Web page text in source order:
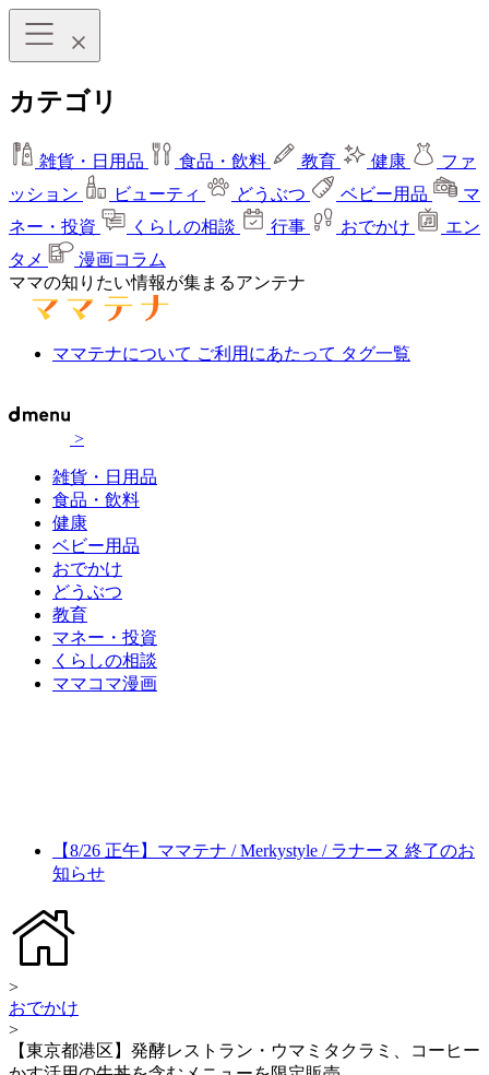
カテゴリ
雑貨・日用品 食品・飲料 教育 健康
ファ
ッション
ビューティ どうぶつ ベビー用品
マ
ネー・投資
くらしの相談 行事 おでかけ
エン
タメ
漫画コラム
ママの知りたい情報が集まるアンテナ
ママテナについて ご利用にあたって タグ一覧
>
雑貨・日用品
食品・飲料
健康
ベビー用品
おでかけ
どうぶつ
教育
マネー・投資
くらしの相談
ママコマ漫画
【8/26 正午】ママテナ / Merkystyle / ラナーヌ 終了のお
知らせ
>
おでかけ
>
【東京都港区】発酵レストラン・ウマミタクラミ、コーヒー